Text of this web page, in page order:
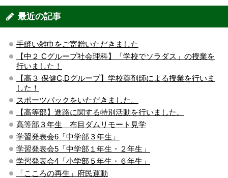
最近の記事
手縫い雑巾をご寄贈いただきました
【中２ Cグループ社会理科】「学校でソラダス」の授業を
行いました！
【高３ 保健C,Dグループ】学校薬剤師による授業を行いま
した！
スポーツパックをいただきました。
【高等部】進路に関する特別活動を行いました。
高等部３年生 布目ダムリモート見学
学習発表会6「中学部３年生」
学習発表会5「中学部１年生・２年生」
学習発表会4「小学部５年生・６年生」
「こころの再生」府民運動